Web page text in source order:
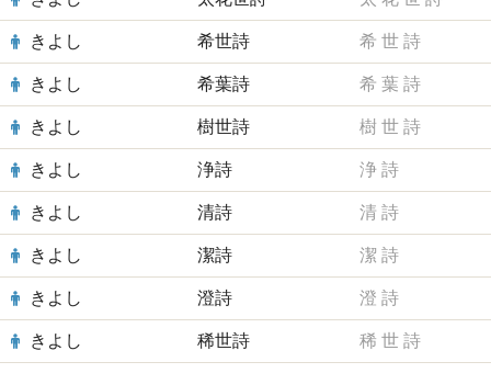
きよし 希世詩 希 世 詩
きよし 希葉詩 希 葉 詩
きよし 樹世詩 樹 世 詩
きよし 浄詩 浄 詩
きよし 清詩 清 詩
きよし 潔詩 潔 詩
きよし 澄詩 澄 詩
きよし 稀世詩 稀 世 詩